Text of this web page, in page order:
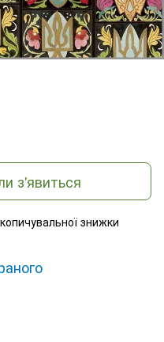
з'явиться
знижки